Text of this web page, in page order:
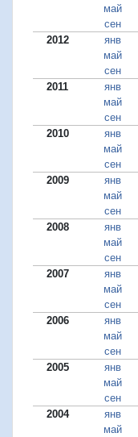
май
сен
2012
янв
май
сен
2011
янв
май
сен
2010
янв
май
сен
2009
янв
май
сен
2008
янв
май
сен
2007
янв
май
сен
2006
янв
май
сен
2005
янв
май
сен
2004
янв
май